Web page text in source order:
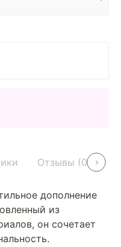
Отзывы (0)
дополнение
из
он сочетает